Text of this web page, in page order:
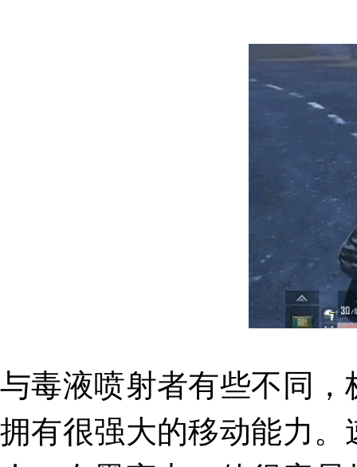
与毒液喷射者有些不同
拥有很强大的移动能力 。